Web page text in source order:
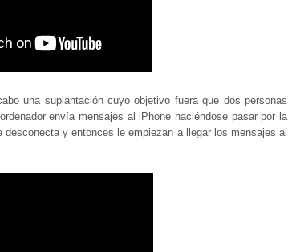
una suplantación cuyo objetivo fuera que dos personas
envía mensajes al iPhone haciéndose pasar por la
y entonces le empiezan a llegar los mensajes al